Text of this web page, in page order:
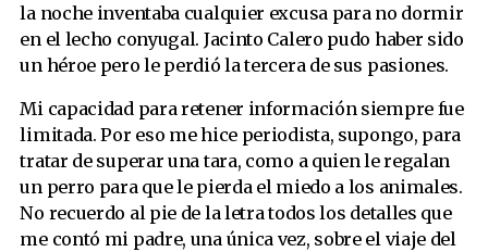
la noche inventaba cualquier excusa para no dormir
en el lecho conyugal. Jacinto Calero pudo haber sido
un héroe pero le perdió la tercera de sus pasiones.
Mi capacidad para retener información siempre fue
limitada. Por eso me hice periodista, supongo, para
tratar de superar una tara, como a quien le regalan
un perro para que le pierda el miedo a los animales.
No recuerdo al pie de la letra todos los detalles que
me contó mi padre, una única vez, sobre el viaje del